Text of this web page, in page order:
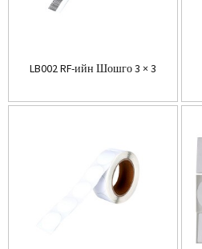
LB002 RF-ийн Шошго 3 × 3